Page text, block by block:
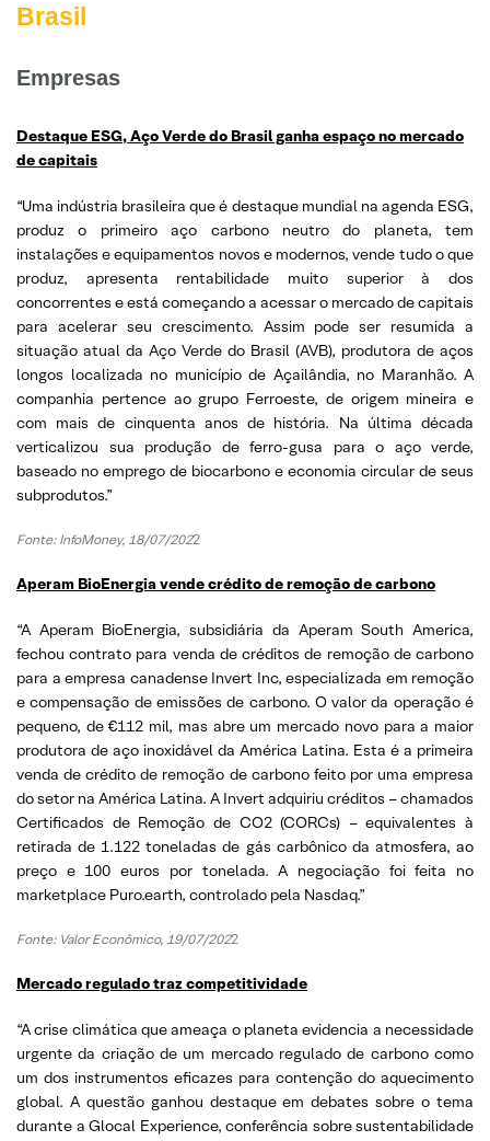
Brasil
Empresas
Destaque ESG, Aço Verde do Brasil ganha espaço no mercado
de capitais
“Uma indústria brasileira que é destaque mundial na agenda ESG,
produz o primeiro aço carbono neutro do planeta, tem
instalações e equipamentos novos e modernos, vende tudo o que
produz, apresenta rentabilidade muito superior à dos
concorrentes e está começando a acessar o mercado de capitais
para acelerar seu crescimento. Assim pode ser resumida a
situação atual da Aço Verde do Brasil (AVB), produtora de aços
longos localizada no município de Açailândia, no Maranhão. A
companhia pertence ao grupo Ferroeste, de origem mineira e
com mais de cinquenta anos de história. Na última década
verticalizou sua produção de ferro-gusa para o aço verde,
baseado no emprego de biocarbono e economia circular de seus
subprodutos.”
Fonte: InfoMoney, 18/07/2022
Aperam BioEnergia vende crédito de remoção de carbono
“A Aperam BioEnergia, subsidiária da Aperam South America,
fechou contrato para venda de créditos de remoção de carbono
para a empresa canadense Invert Inc, especializada em remoção
e compensação de emissões de carbono. O valor da operação é
pequeno, de €112 mil, mas abre um mercado novo para a maior
produtora de aço inoxidável da América Latina. Esta é a primeira
venda de crédito de remoção de carbono feito por uma empresa
do setor na América Latina. A Invert adquiriu créditos – chamados
Certificados de Remoção de CO2 (CORCs) – equivalentes à
retirada de 1.122 toneladas de gás carbônico da atmosfera, ao
preço e 100 euros por tonelada. A negociação foi feita no
marketplace Puro.earth, controlado pela Nasdaq.”
Fonte: Valor Econômico, 19/07/2022
Mercado regulado traz competitividade
“A crise climática que ameaça o planeta evidencia a necessidade
urgente da criação de um mercado regulado de carbono como
um dos instrumentos eficazes para contenção do aquecimento
global. A questão ganhou destaque em debates sobre o tema
durante a Glocal Experience, conferência sobre sustentabilidade